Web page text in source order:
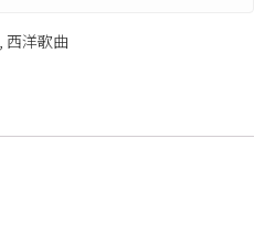
西洋歌曲